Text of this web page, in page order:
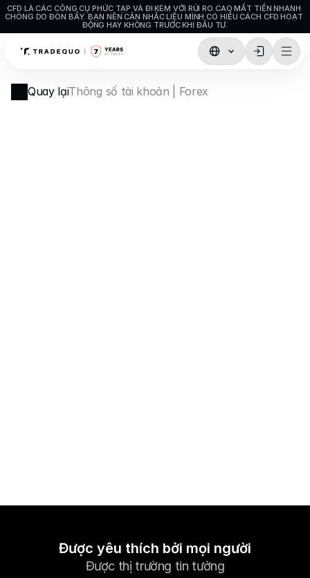
CFD LÀ CÁC CÔNG CỤ PHỨC TẠP VÀ ĐI KÈM VỚI RỦI RO CAO MẤT TIỀN NHANH
CHÓNG DO ĐÒN BẨY. BẠN NÊN CÂN NHẮC LIỆU MÌNH CÓ HIỂU CÁCH CFD HOẠT
ĐỘNG HAY KHÔNG TRƯỚC KHI ĐẦU TƯ.
Giao dịch
TradingView
Câu hỏi thường gặp
Quay lạiThông số tài khoản | Forex
Được yêu thích bởi mọi người
Được thị trường tin tưởng